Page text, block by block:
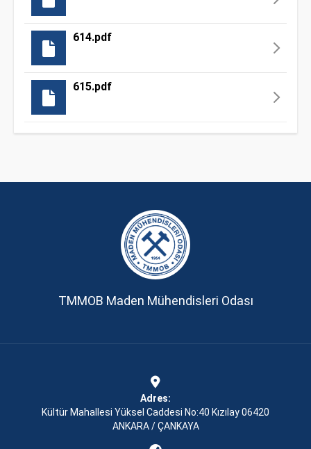
614.pdf
615.pdf
TMMOB Maden Mühendisleri Odası
Adres:
Kültür Mahallesi Yüksel Caddesi No:40 Kızılay 06420
ANKARA / ÇANKAYA